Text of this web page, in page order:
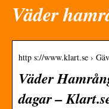
Väder
http s://www.klart.se ›
Väder
dagar –